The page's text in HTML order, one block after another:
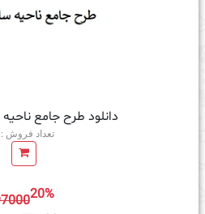
دانلود طرح جامع ناحیه
تعداد فروش : 8
20%